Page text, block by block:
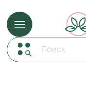
Упаковка для цветов и